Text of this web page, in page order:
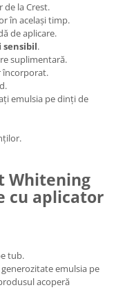
la Crest.
în același timp.
de aplicare.
.
suplimentară.
încorporat.
emulsia pe dinți de
Whitening
cu aplicator
tub.
emulsia pe
acoperă